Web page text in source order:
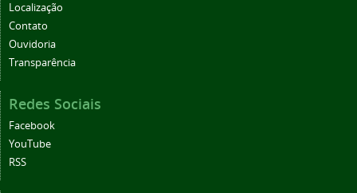
Localização
Contato
Ouvidoria
Transparência
Redes Sociais
Facebook
YouTube
RSS